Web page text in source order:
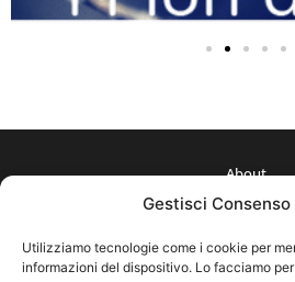
Gestisci Consenso
Utilizziamo tecnologie come i cookie per
informazioni del dispositivo. Lo facciamo
About
Condizioni d’